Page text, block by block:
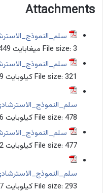
Attachments
File size: 3 ميغابايت
File size: 321 كيلوبايت
File size: 478 كيلوبايت
File size: 477 كيلوبايت
File size: 293 كيلوبايت